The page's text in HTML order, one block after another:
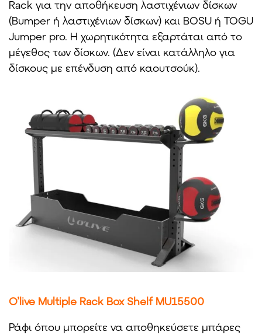
Rack για την αποθήκευση λαστιχένιων δίσκων
(Bumper ή λαστιχένιων δίσκων) και BOSU ή TOGU
Jumper pro. Η χωρητικότητα εξαρτάται από το
μέγεθος των δίσκων. (Δεν είναι κατάλληλο για
δίσκους με επένδυση από καουτσούκ).
O’live Multiple Rack Box Shelf MU15500
Ράφι όπου μπορείτε να αποθηκεύσετε μπάρες